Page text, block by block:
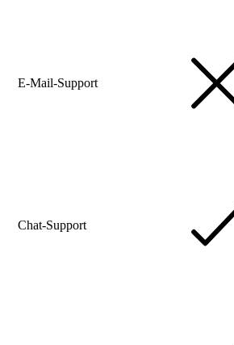
E-Mail-Support
Chat-Support